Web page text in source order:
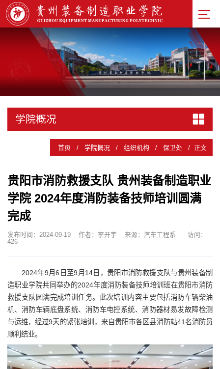
学院概况
首页 / 学院概况 / 组织机构 / 保卫处 / 正文
贵阳市消防救援支队 贵州装备制造职业
学院 2024年度消防装备技师培训圆满
完成
发布时间：2024-09-19 作者：李开宇 来源：汽车工程系
访问：
426
2024年9月6日至9月14日，贵阳市消防救援支队与贵州装备制
造职业学院共同举办的2024年度消防装备技师培训班在贵阳市消防
救援支队圆满完成培训任务。此次培训内容主要包括消防车辆柴油
机、消防车辆底盘系统、消防车电控系统、消防器材易发故障检测
与运维，经过9天的紧张培训，来自贵阳市各区县消防站41名消防员
顺利结业。